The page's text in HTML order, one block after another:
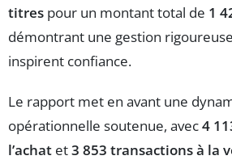
titres pour un montant total de 1
démontrant une gestion
inspirent confiance.
Le rapport met en avant une
opérationnelle soutenue, avec4
l’achat et3 853 transactions à la